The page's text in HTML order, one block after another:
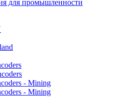
для промышленности
- Mining
- Mining